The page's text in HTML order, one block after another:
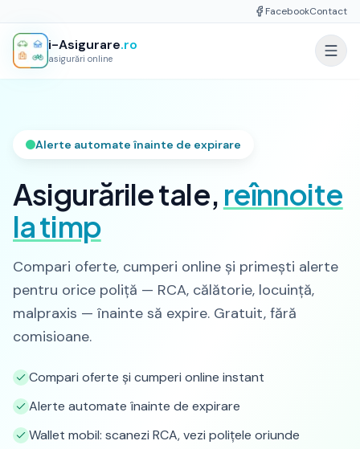
FacebookContact
i-Asigurare.ro
asigurări online
Alerte automate înainte de expirare
Asigurările tale, reînnoite
la timp
Compari oferte, cumperi online și primești alerte
pentru orice poliță — RCA, călătorie, locuință,
malpraxis — înainte să expire. Gratuit, fără
comisioane.
Compari oferte și cumperi online instant
Alerte automate înainte de expirare
Wallet mobil: scanezi RCA, vezi polițele oriunde